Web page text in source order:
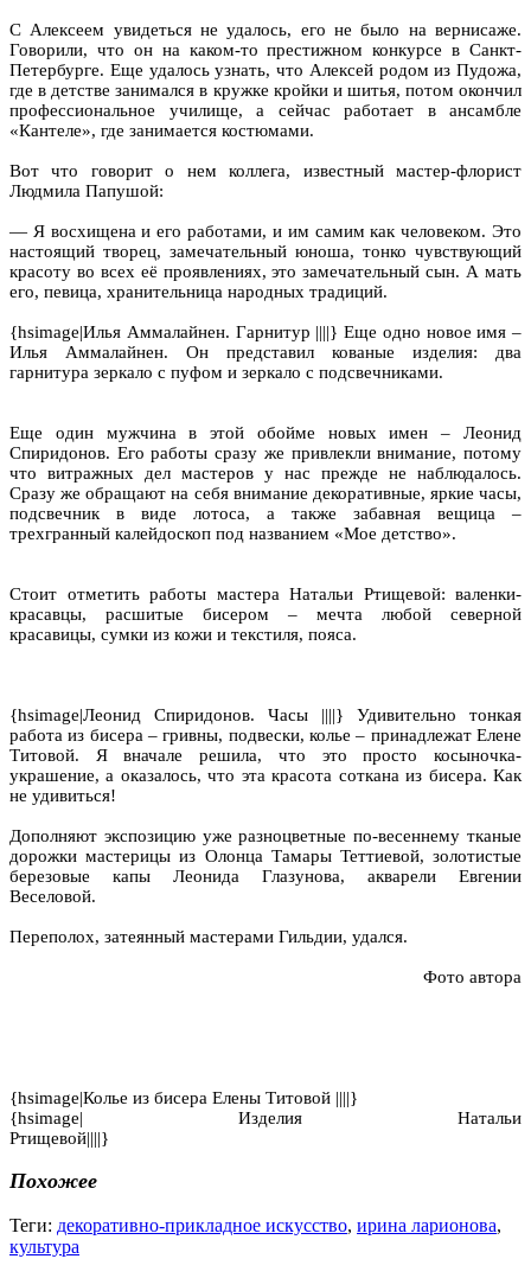
С Алексеем увидеться не удалось, его не было на вернисаже.
Говорили, что он на каком-то престижном конкурсе в Санкт-
Петербурге. Еще удалось узнать, что Алексей родом из Пудожа,
где в детстве занимался в кружке кройки и шитья, потом окончил
профессиональное училище, а сейчас работает в ансамбле
«Кантеле», где занимается костюмами.
Вот что говорит о нем коллега, известный мастер-флорист
Людмила Папушой:
— Я восхищена и его работами, и им самим как человеком. Это
настоящий творец, замечательный юноша, тонко чувствующий
красоту во всех её проявлениях, это замечательный сын. А мать
его, певица, хранительница народных традиций.
{hsimage|Илья Аммалайнен. Гарнитур ||||} Еще одно новое имя –
Илья Аммалайнен. Он представил кованые изделия: два
гарнитура зеркало с пуфом и зеркало с подсвечниками.
Еще один мужчина в этой обойме новых имен – Леонид
Спиридонов. Его работы сразу же привлекли внимание, потому
что витражных дел мастеров у нас прежде не наблюдалось.
Сразу же обращают на себя внимание декоративные, яркие часы,
подсвечник в виде лотоса, а также забавная вещица –
трехгранный калейдоскоп под названием «Мое детство».
Стоит отметить работы мастера Натальи Ртищевой: валенки-
красавцы, расшитые бисером – мечта любой северной
красавицы, сумки из кожи и текстиля, пояса.
{hsimage|Леонид Спиридонов. Часы ||||} Удивительно тонкая
работа из бисера – гривны, подвески, колье – принадлежат Елене
Титовой. Я вначале решила, что это просто косыночка-
украшение, а оказалось, что эта красота соткана из бисера. Как
не удивиться!
Дополняют экспозицию уже разноцветные по-весеннему тканые
дорожки мастерицы из Олонца Тамары Теттиевой, золотистые
березовые капы Леонида Глазунова, акварели Евгении
Веселовой.
Переполох, затеянный мастерами Гильдии, удался.
Фото автора
{hsimage|Колье из бисера Елены Титовой ||||}
{hsimage| Изделия Натальи
Похожее
Теги: декоративно-прикладное искусство, ирина ларионова,
культура